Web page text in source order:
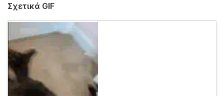
Σχετικά GIF